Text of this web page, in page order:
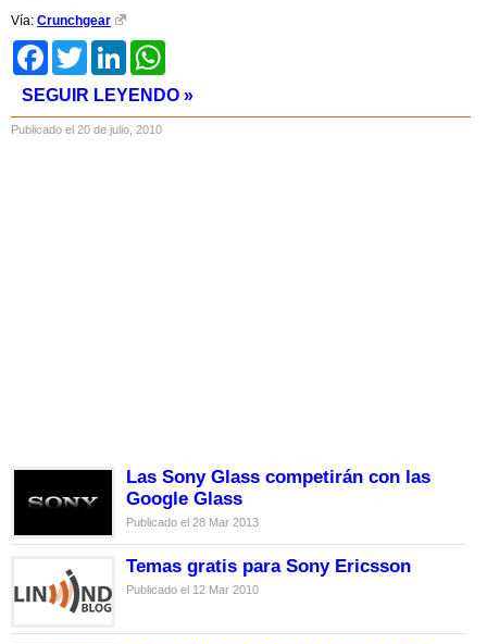
Vía: Crunchgear
FacebookTwitter LinkedIn
SEGUIR LEYENDO »
Publicado el 20 de julio, 2010
Las Sony Glass competirán con las
Google Glass
Publicado el 28 Mar 2013
Temas gratis para Sony Ericsson
Publicado el 12 Mar 2010